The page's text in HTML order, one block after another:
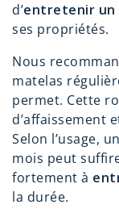
d’entretenir un
ses propriétés.
Nous
matelas
permet. Cette
d’affaissement
Selon l’usage,
mois peut
fortement à
la durée.